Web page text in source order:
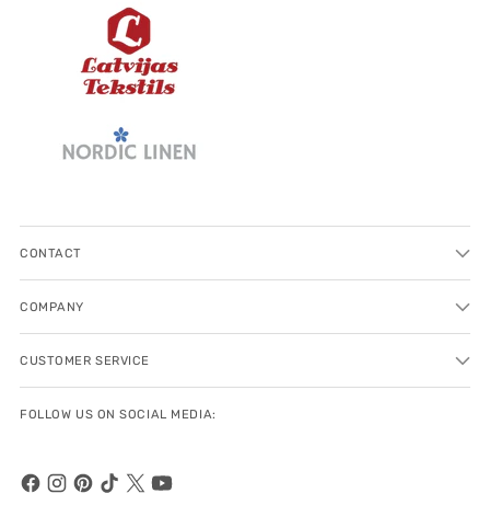
CONTACT
COMPANY
CUSTOMER SERVICE
FOLLOW US ON SOCIAL MEDIA: